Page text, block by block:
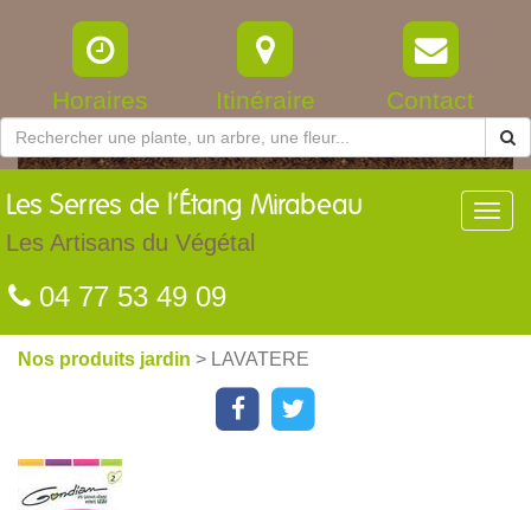
Horaires Itinéraire Contact
Les Serres de l’Étang Mirabeau
Les Artisans du Végétal
04 77 53 49 09
Nos produits jardin > LAVATERE